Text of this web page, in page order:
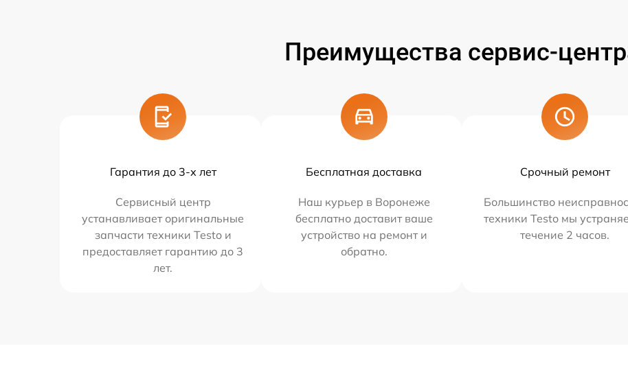
Преимущества сервис-
Гарантия до 3-х лет
Сервисный центр
устанавливает оригинальные
запчасти техники Testo и
предоставляет гарантию до 3
лет.
Бесплатная доставка
Наш курьер в Воронеже
бесплатно доставит ваше
устройство на ремонт и
обратно.
Срочный ремонт
Большинство
техники Testo мы
течение 2 часов.